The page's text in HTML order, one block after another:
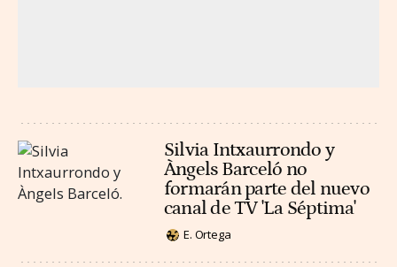
Silvia Intxaurrondo y
Àngels Barceló no
formarán parte del nuevo
canal de TV 'La Séptima'
E. Ortega